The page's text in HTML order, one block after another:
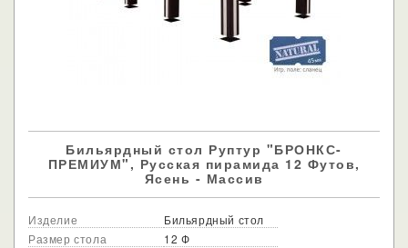
Бильярдный стол Руптур "БРОНКС-
ПРЕМИУМ", Русская пирамида 12 Футов,
Ясень - Массив
Изделие
Бильярдный стол
Размер стола
12 Ф